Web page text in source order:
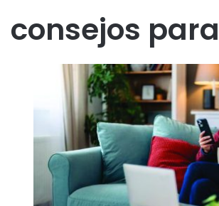
consejos